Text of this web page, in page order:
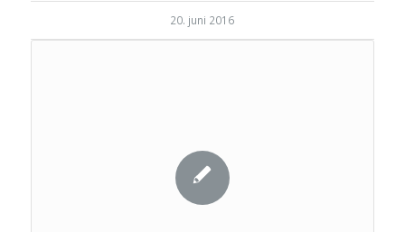
20. juni 2016